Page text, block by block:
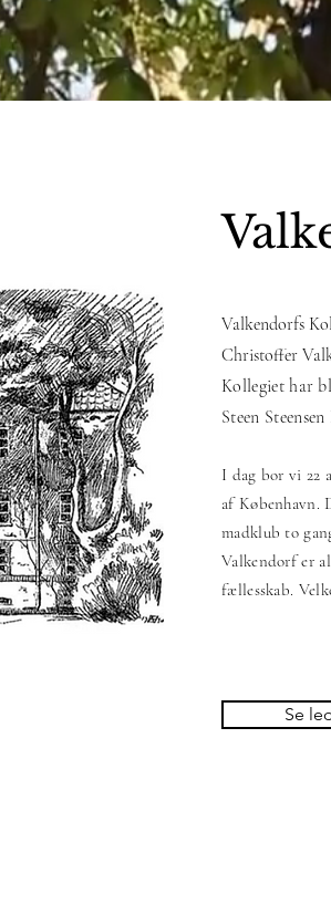
Valkendorfs
Christoffer
Kollegiet har
Steen
I dag bor vi 22
af København.
madklub to
Valkendorf er
fællesskab.
Se